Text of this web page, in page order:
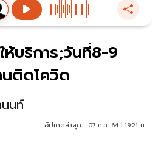
ห้บริการ;วันที่8-9
ติดโควิด
นท์
อัปเดตล่าสุด : 07 ก.ค. 64 | 19:21 น.